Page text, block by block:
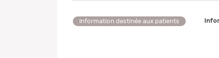
Information destinée aux patients